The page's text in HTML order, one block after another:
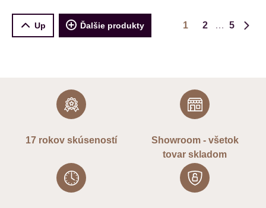
Up Ďalšie produkty 1 2
5
17 rokov skúseností
Showroom - všetok
tovar skladom